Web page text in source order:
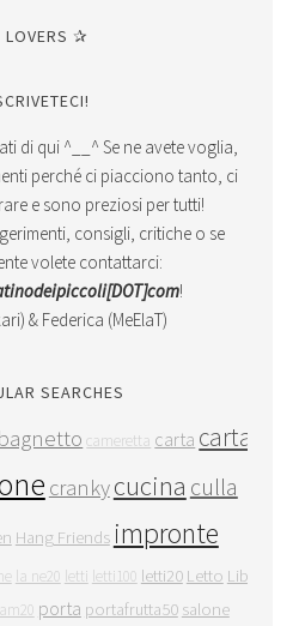
LOVERS ✰
di qui ^__^ Se ne avete voglia,
perché ci piacciono tanto, ci
e sono preziosi per tutti!
consigli, critiche o se
volete contattarci:
!
& Federica (MeElaT)
SEARCHES
bagnetto cameretta carta carta
crankycucina culla
Hang Friends impronte
la ne20 letti letti100 letti20 Letto Libri
porta portafrutta50 salone